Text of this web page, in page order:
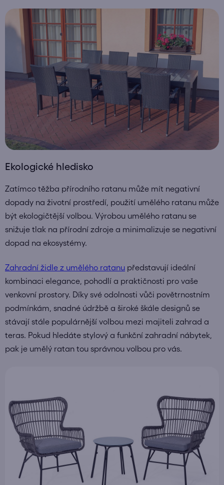
Ekologické hledisko
Zatímco těžba přírodního ratanu může mít negativní
dopady na životní prostředí, použití umělého ratanu může
být ekologičtější volbou. Výrobou umělého ratanu se
snižuje tlak na přírodní zdroje a minimalizuje se negativní
dopad na ekosystémy.
Zahradní židle z umělého ratanu představují ideální
kombinaci elegance, pohodlí a praktičnosti pro vaše
venkovní prostory. Díky své odolnosti vůči povětrnostním
podmínkám, snadné údržbě a široké škále designů se
stávají stále populárnější volbou mezi majiteli zahrad a
teras. Pokud hledáte stylový a funkční zahradní nábytek,
pak je umělý ratan tou správnou volbou pro vás.